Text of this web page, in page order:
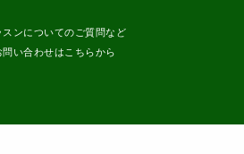
スンについてのご質問など
問い合わせはこちらから